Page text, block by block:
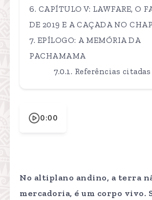
CAPÍTULO V: LAWFARE, O
DE 2019 E A CAÇADA NO
EPÍLOGO: A MEMÓRIA DA
PACHAMAMA
Referências citadas
0:00
No altiplano andino, a terra
mercadoria, é um corpo vivo.